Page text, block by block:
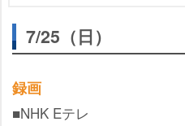
7/25（日）
録画
■NHK Eテレ